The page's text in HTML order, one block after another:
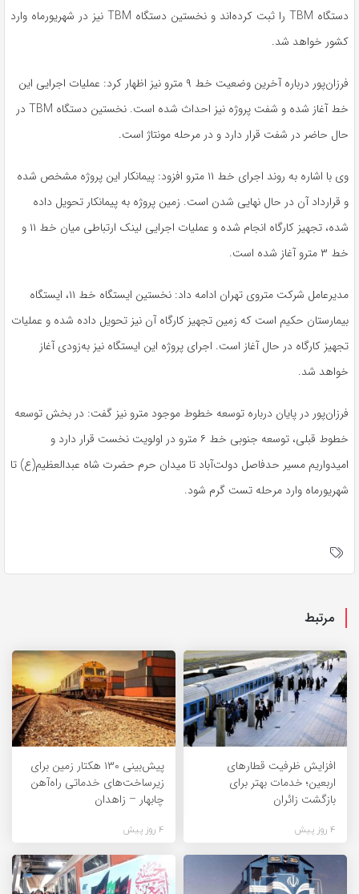
دستگاه TBM را ثبت کرده‌اند و نخستین دستگاه TBM نیز در شهریورماه وارد
کشور خواهد شد.
فرزان‌پور درباره آخرین وضعیت خط ۹ مترو نیز اظهار کرد: عملیات اجرایی این
خط آغاز شده و شفت پروژه نیز احداث شده است. نخستین دستگاه TBM در
حال حاضر در شفت قرار دارد و در مرحله مونتاژ است.
وی با اشاره به روند اجرای خط ۱۱ مترو افزود: پیمانکار این پروژه مشخص شده
و قرارداد آن در حال نهایی شدن است. زمین پروژه به پیمانکار تحویل داده
شده، تجهیز کارگاه انجام شده و عملیات اجرایی لینک ارتباطی میان خط ۱۱ و
خط ۳ مترو آغاز شده است.
مدیرعامل شرکت متروی تهران ادامه داد: نخستین ایستگاه خط ۱۱، ایستگاه
بیمارستان حکیم است که زمین تجهیز کارگاه آن نیز تحویل داده شده و عملیات
تجهیز کارگاه در حال آغاز است. اجرای پروژه این ایستگاه نیز به‌زودی آغاز
خواهد شد.
فرزان‌پور در پایان درباره توسعه خطوط موجود مترو نیز گفت: در بخش توسعه
خطوط قبلی، توسعه جنوبی خط ۶ مترو در اولویت نخست قرار دارد و
امیدواریم مسیر حدفاصل دولت‌آباد تا میدان حرم حضرت شاه عبدالعظیم(ع) تا
شهریورماه وارد مرحله تست گرم شود.
مرتبط
افزایش ظرفیت قطارهای
اربعین؛ خدمات بهتر برای
بازگشت زائران
4 روز پیش
پیش‌بینی ۱۳۰ هکتار زمین برای
زیرساخت‌های خدماتی راه‌آهن
چابهار – زاهدان
4 روز پیش